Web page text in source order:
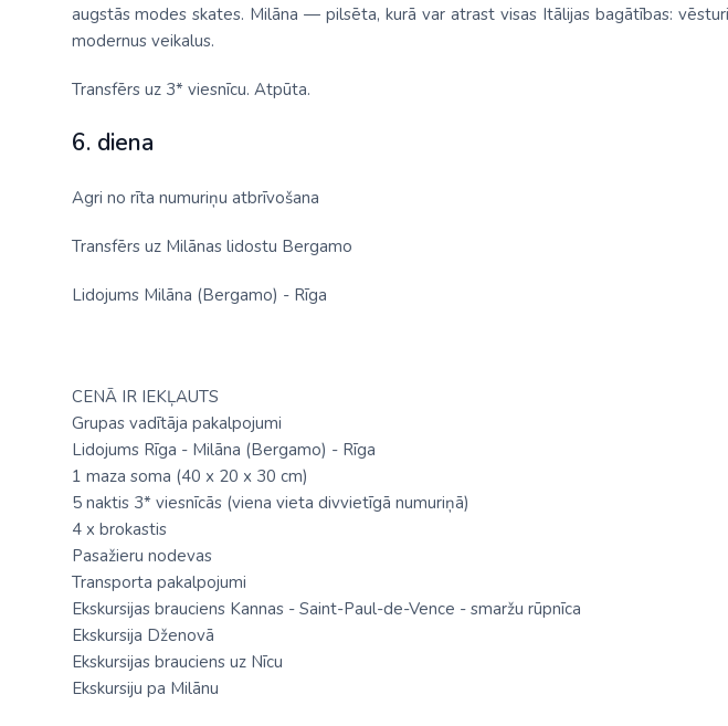
augstās modes skates. Milāna — pilsēta, kurā var atrast visas Itālijas bagātības:
modernus veikalus.
Transfērs uz 3* viesnīcu. Atpūta.
6. diena
Agri no rīta numuriņu atbrīvošana
Transfērs uz Milānas lidostu Bergamo
Lidojums Milāna (Bergamo) - Rīga
CENĀ IR IEKĻAUTS
Grupas vadītāja pakalpojumi
Lidojums Rīga - Milāna (Bergamo) - Rīga
1 maza soma (40 х 20 х 30 cm)
5 naktis 3* viesnīcās (viena vieta divvietīgā numuriņā)
4 x brokastis
Pasažieru nodevas
Transporta pakalpojumi
Ekskursijas brauciens Kannas - Saint-Paul-de-Vence - smaržu rūpnīca
Ekskursija Dženovā
Ekskursijas brauciens uz Nīcu
Ekskursiju pa Milānu